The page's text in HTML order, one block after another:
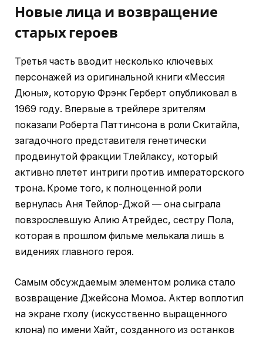
Новые лица и возвращение
старых героев
Третья часть вводит несколько ключевых
персонажей из оригинальной книги «Мессия
Дюны», которую Фрэнк Герберт опубликовал в
1969 году. Впервые в трейлере зрителям
показали Роберта Паттинсона в роли Скитайла,
загадочного представителя генетически
продвинутой фракции Тлейлаксу, который
активно плетет интриги против императорского
трона. Кроме того, к полноценной роли
вернулась Аня Тейлор-Джой — она сыграла
повзрослевшую Алию Атрейдес, сестру Пола,
которая в прошлом фильме мелькала лишь в
видениях главного героя.
Самым обсуждаемым элементом ролика стало
возвращение Джейсона Момоа. Актер воплотил
на экране гхолу (искусственно выращенного
клона) по имени Хайт, созданного из останков